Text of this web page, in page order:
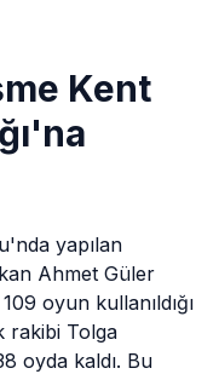
Kent
yapılan
Ahmet Güler
oyun kullanıldığı
rakibi Tolga
oyda kaldı. Bu